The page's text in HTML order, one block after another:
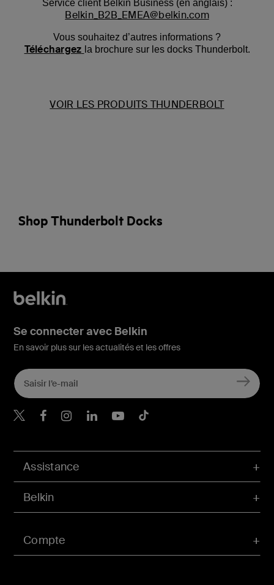
Service client Belkin Business (en anglais) :
Belkin_B2B_EMEA@belkin.com
Vous souhaitez d’autres informations ?
Téléchargez la brochure sur les docks Thunderbolt.
VOIR LES PRODUITS THUNDERBOLT
Shop Thunderbolt Docks
Compte
Assistance
Belkin
Se connecter avec Belkin
En savoir plus sur les actualités et les offres
Belkin Twitter
Belkin Facebook
Belkin Instagram
Belkin LinkedIn
Belkin Youtube
Belkin TikTok